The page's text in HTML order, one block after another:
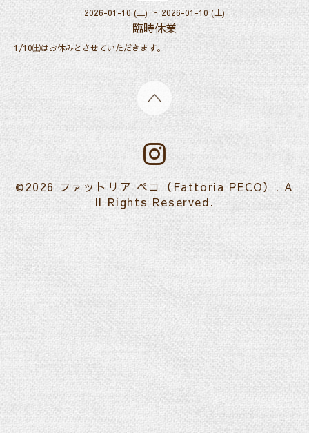
2026-01-10 (土) ～ 2026-01-10 (土)
臨時休業
1/10㈯はお休みとさせていただきます。
©2026 ファットリア ペコ（Fattoria PECO）. A
ll Rights Reserved.